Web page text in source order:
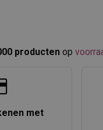
producten op
met